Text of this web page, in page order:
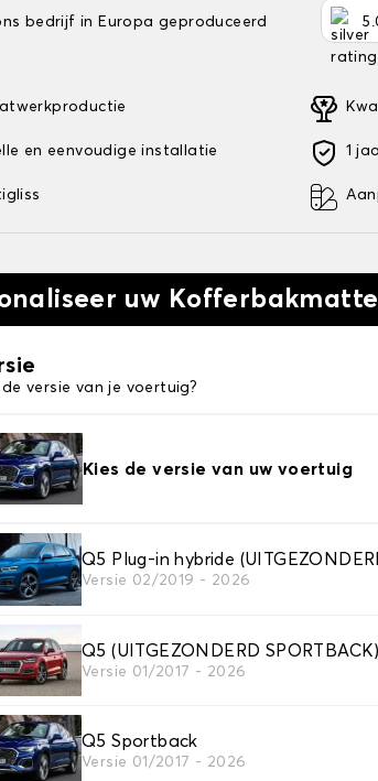
bedrijf in Europa geproduceerd
en eenvoudige installatie 1
uw
versie van je voertuig?
Kies de versie van uw voertuig
Q5 Plug-in hybride
Versie 02/2019 - 2026
Q5 (UITGEZONDERD SPORTBACK)
Versie 01/2017 - 2026
Q5 Sportback
Versie 01/2017 - 2026
materiaal van uw kofferbakmat
kleuren
kleur van je tapijt kofferruimte.